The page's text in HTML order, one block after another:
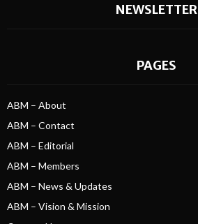
NEWSLETTER
PAGES
ABM – About
ABM – Contact
ABM – Editorial
ABM – Members
ABM – News & Updates
ABM – Vision & Mission